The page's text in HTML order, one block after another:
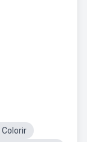
Colorir